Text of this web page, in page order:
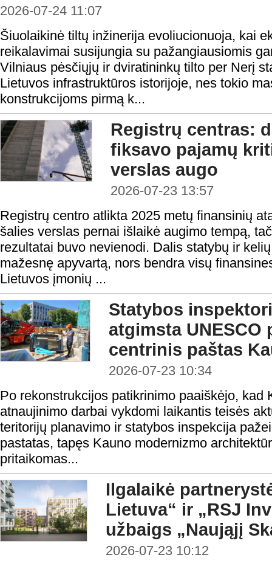
2026-07-24 11:07
Šiuolaikinė tiltų inžinerija evoliucionuoja, kai
reikalavimai susijungia su pažangiausiomis
Vilniaus pėsčiųjų ir dviratininkų tilto per Nerį
Lietuvos infrastruktūros istorijoje, nes tokio
konstrukcijoms pirmą k...
Registrų centras:
fiksavo pajamų
verslas augo
2026-07-23 13:57
Registrų centro atlikta 2025 metų finansinių
šalies verslas pernai išlaikė augimo tempą,
rezultatai buvo nevienodi. Dalis statybų ir
mažesnę apyvartą, nors bendra visų
Lietuvos įmonių ...
Statybos
atgimsta UNESCO
centrinis paštas
2026-07-23 10:34
Po rekonstrukcijos patikrinimo paaiškėjo, kad
atnaujinimo darbai vykdomi laikantis teisės
teritorijų planavimo ir statybos inspekcija
pastatas, tapęs Kauno modernizmo
pritaikomas...
Ilgalaikė
Lietuva“ ir „RSJ
užbaigs „Naująjį
2026-07-23 10:12